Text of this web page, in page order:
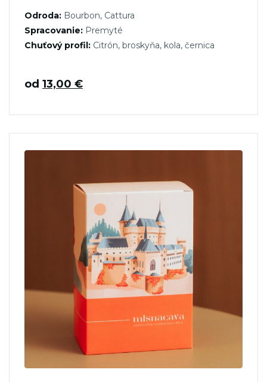
Odroda: Bourbon, Cattura
Spracovanie: Premyté
Chuťový profil: Citrón, broskyňa, kola, černica
od 13,00 €